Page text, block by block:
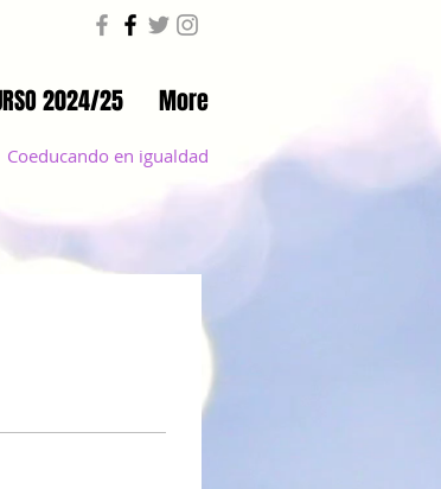
2024/25 More
Coeducando en igualdad